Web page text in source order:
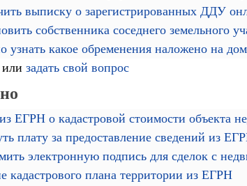
выписку о зарегистрированных ДДУ
собственника соседнего земельного
узнать какое обременения наложено на
или задать свой вопрос
ЕГРН о кадастровой стоимости объекта
плату за предоставление сведений из
электронную подпись для сделок с
кадастрового плана территории из ЕГРН